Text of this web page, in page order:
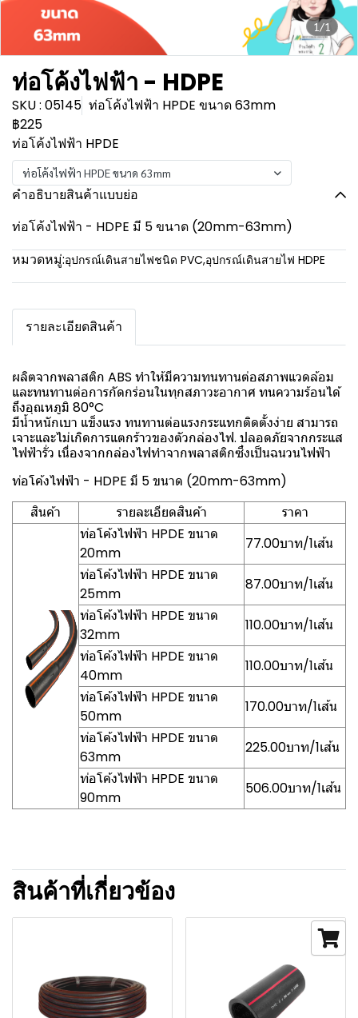
1/1
ท่อโค้งไฟฟ้า - HDPE
SKU : 05145 ท่อโค้งไฟฟ้า HPDE ขนาด 63mm
฿225
ท่อโค้งไฟฟ้า HPDE
ท่อโค้งไฟฟ้า HPDE ขนาด 63mm
คำอธิบายสินค้าแบบย่อ
ท่อโค้งไฟฟ้า - HDPE มี 5 ขนาด (20mm-63mm)
หมวดหมู่:อุปกรณ์เดินสายไฟชนิด PVC,อุปกรณ์เดินสายไฟ HDPE
รายละเอียดสินค้า
ผลิตจากพลาสติก ABS ทำให้มีความทนทานต่อสภาพแวดล้อม
และทนทานต่อการกัดกร่อนในทุกสภาวะอากาศ ทนความร้อนได้
ถึงอุณหภูมิ 80°C
มีน้ำหนักเบา แข็งแรง ทนทานต่อแรงกระแทกติดตั้งง่าย สามารถ
เจาะและไม่เกิดการแตกร้าวของตัวกล่องไฟ. ปลอดภัยจากกระแส
ไฟฟ้ารั่ว เนื่องจากกล่องไฟทำจากพลาสติกซึ่งเป็นฉนวนไฟฟ้า
ท่อโค้งไฟฟ้า - HDPE มี 5 ขนาด (20mm-63mm)
สินค้า
รายละเอียดสินค้า
ราคา
ท่อโค้งไฟฟ้า HPDE ขนาด
20mm
77.00บาท/1เส้น
ท่อโค้งไฟฟ้า HPDE ขนาด
25mm
87.00บาท/1เส้น
ท่อโค้งไฟฟ้า HPDE ขนาด
32mm
110.00บาท/1เส้น
ท่อโค้งไฟฟ้า HPDE ขนาด
40mm
110.00บาท/1เส้น
ท่อโค้งไฟฟ้า HPDE ขนาด
50mm
170.00บาท/1เส้น
ท่อโค้งไฟฟ้า HPDE ขนาด
63mm
225.00บาท/1เส้น
ท่อโค้งไฟฟ้า HPDE ขนาด
90mm
506.00บาท/1เส้น
สินค้าที่เกี่ยวข้อง